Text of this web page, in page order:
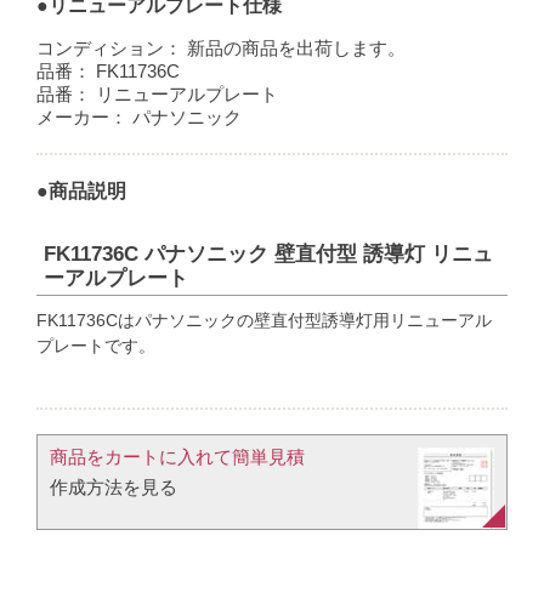
●リニューアルプレート仕様
コンディション：
新品の商品を出荷します。
品番：
FK11736C
品番：
リニューアルプレート
メーカー：
パナソニック
●商品説明
FK11736C パナソニック 壁直付型 誘導灯 リニュ
ーアルプレート
FK11736Cはパナソニックの壁直付型誘導灯用リニューアル
プレートです。
商品をカートに入れて簡単見積​
作成方法を見る​​